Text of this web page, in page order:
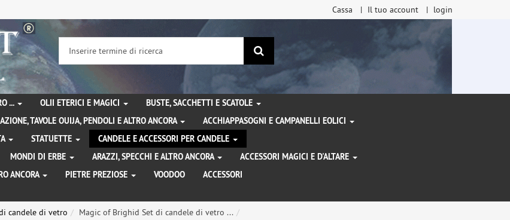
Cassa Il tuo account login
ricerca
... OLII ETERICI E MAGICI
BUSTE, SACCHETTI E SCATOLE
TAVOLE OUIJA, PENDOLI E ALTRO ANCORA
ACCHIAPPASOGNI E CAMPANELLI EOLICI
STATUETTE
CANDELE E ACCESSORI PER CANDELE
MONDI DI ERBE ARAZZI, SPECCHI E ALTRO ANCORA
ACCESSORI MAGICI E D'ALTARE
ANCORA PIETRE PREZIOSE VOODOO
ACCESSORI
candele di vetro Magic of Brighid Set di candele di vetro ...